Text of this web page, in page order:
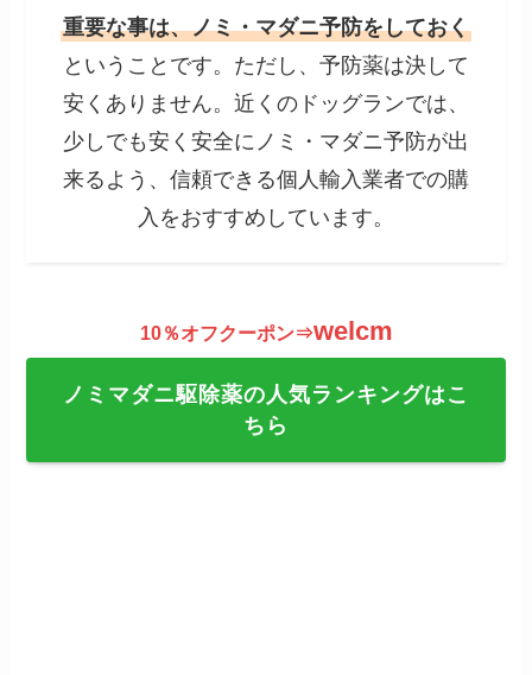
重要な事は、ノミ・マダニ予防をしておく
ということです。ただし、予防薬は決して
安くありません。近くのドッグランでは、
少しでも安く安全にノミ・マダニ予防が出
来るよう、信頼できる個人輸入業者での購
入をおすすめしています。
10％オフクーポン⇒welcm
ノミマダニ駆除薬の人気ランキングはこ
ちら